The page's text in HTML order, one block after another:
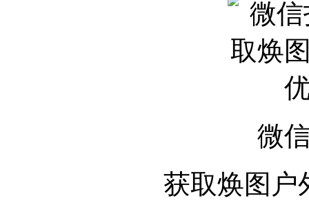
微
获取焕图户